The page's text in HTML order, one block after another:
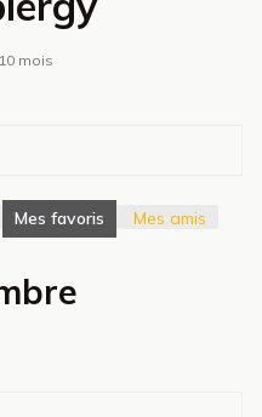
mois
Mes favoris Mes amis